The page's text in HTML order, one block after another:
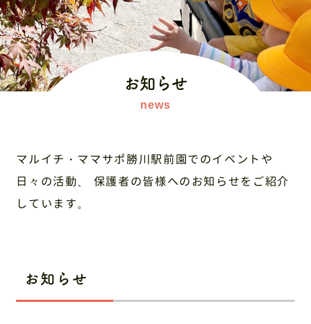
入園のご案内 資料ダウンロード
お問い合わせ 採用情報
〒486-0945 愛知県春日井市勝川町6丁目151番地
お知らせ
マルイチ・ママサポ勝川駅前園でのイベントや
日々の活動、
保護者の皆様へのお知らせをご紹介
しています。
お知らせ